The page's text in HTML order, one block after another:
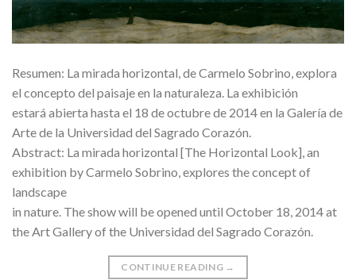
Resumen: La mirada horizontal, de Carmelo Sobrino, explora
el concepto del paisaje en la naturaleza. La exhibición
estará abierta hasta el 18 de octubre de 2014 en la Galería de
Arte de la Universidad del Sagrado Corazón.
Abstract: La mirada horizontal [The Horizontal Look], an
exhibition by Carmelo Sobrino, explores the concept of
landscape
in nature. The show will be opened until October 18, 2014 at
the Art Gallery of the Universidad del Sagrado Corazón.
CONTINUE READING →